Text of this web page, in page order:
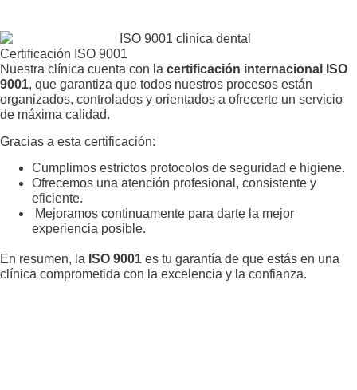
Certificación ISO 9001
Nuestra clínica cuenta con la certificación internacional ISO
9001, que garantiza que todos nuestros procesos están
organizados, controlados y orientados a ofrecerte un servicio
de máxima calidad.
Gracias a esta certificación:
Cumplimos estrictos protocolos de seguridad e higiene.
Ofrecemos una atención profesional, consistente y
eficiente.
Mejoramos continuamente para darte la mejor
experiencia posible.
En resumen, la ISO 9001 es tu garantía de que estás en una
clínica comprometida con la excelencia y la confianza.